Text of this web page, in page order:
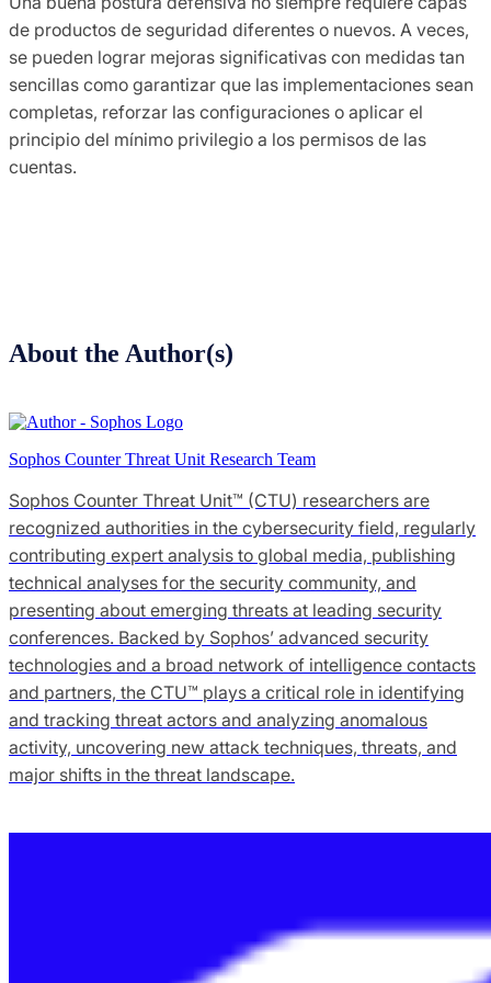
de productos de seguridad diferentes o nuevos. A veces,
se pueden lograr mejoras significativas con medidas tan
sencillas como garantizar que las implementaciones sean
completas, reforzar las configuraciones o aplicar el
principio del mínimo privilegio a los permisos de las
cuentas.
About the Author(s)
Sophos Counter Threat Unit Research Team
Sophos Counter Threat Unit™ (CTU) researchers are
recognized authorities in the cybersecurity field, regularly
contributing expert analysis to global media, publishing
technical analyses for the security community, and
presenting about emerging threats at leading security
conferences. Backed by Sophos’ advanced security
technologies and a broad network of intelligence contacts
and partners, the CTU™ plays a critical role in identifying
and tracking threat actors and analyzing anomalous
activity, uncovering new attack techniques, threats, and
major shifts in the threat landscape.